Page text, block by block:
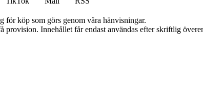
köp som görs genom våra hänvisningar.
Innehållet får endast användas efter skriftlig